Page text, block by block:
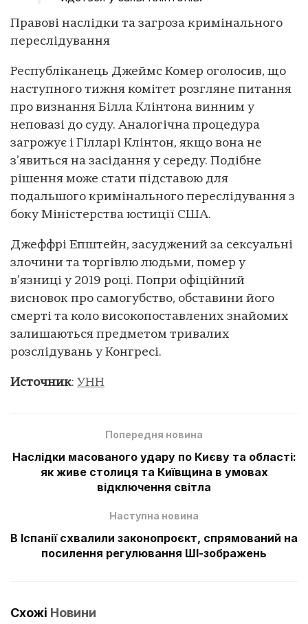
Правові наслідки та загроза кримінального
переслідування
Республіканець Джеймс Комер оголосив, що
наступного тижня комітет розгляне питання
про визнання Білла Клінтона винним у
неповазі до суду. Аналогічна процедура
загрожує і Гілларі Клінтон, якщо вона не
з’явиться на засідання у середу. Подібне
рішення може стати підставою для
подальшого кримінального переслідування з
боку Міністерства юстиції США.
Джеффрі Епштейн, засуджений за сексуальні
злочини та торгівлю людьми, помер у
в’язниці у 2019 році. Попри офіційний
висновок про самогубство, обставини його
смерті та коло високопоставлених знайомих
залишаються предметом тривалих
розслідувань у Конгресі.
Источник: УНН
Попередня новина
Наслідки масованого удару по Києву та області:
як живе столиця та Київщина в умовах
відключення світла
Наступна новина
В Іспанії схвалили законопроєкт, спрямований на
посилення регулювання ШІ-зображень
Схожі Новини